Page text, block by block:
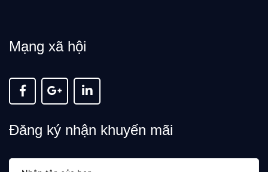
Mạng xã hội
Đăng ký nhận khuyến mãi